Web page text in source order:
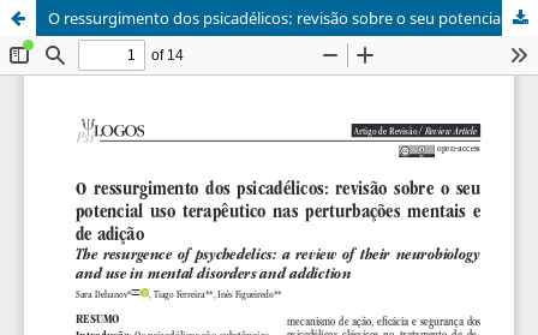
O ressurgimento dos psicadélicos: revisão sobre o seu potencial uso terapêutico nas perturbações mentais e de adição